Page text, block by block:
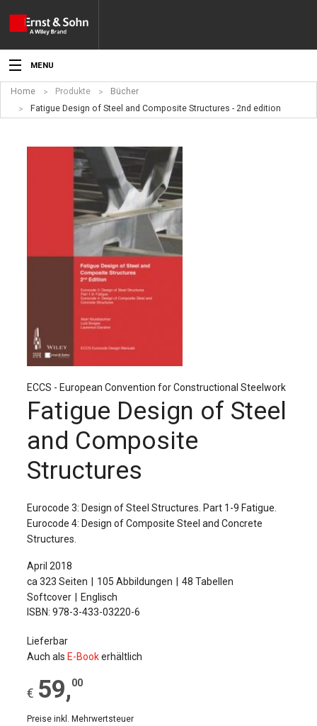
MENU
Aktuelles
Fachgebiete
Werben
Für Autor:innen
Verlag
Sprache / Language: DE Sprache / Language: EN
Home Produkte
Bücher
Fatigue Design of Steel and Composite Structures - 2nd edition
ECCS - European Convention for Constructional Steelwork
Fatigue Design of Steel
and Composite
Structures
Eurocode 3: Design of Steel Structures. Part 1-9 Fatigue.
Eurocode 4: Design of Composite Steel and Concrete
Structures.
April 2018
ca 323 Seiten
105 Abbildungen
48 Tabellen
Softcover
Englisch
ISBN: 978-3-433-03220-6
Lieferbar
Auch als E-Bookerhältlich
€ 59,00
Preise inkl. Mehrwertsteuer